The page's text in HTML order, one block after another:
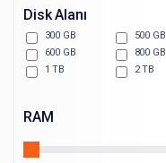
Disk Alanı
300 GB
500 GB
600 GB
800 GB
1 TB
2 TB
RAM